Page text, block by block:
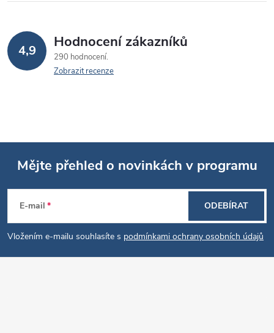
4,9 Hodnocení zákazníků
290 hodnocení
Zobrazit recenze
Z
á
p
Mějte přehled o novinkách v programu
E-mail
Vložením e-mailu souhlasíte s podmínkami ochrany osobních údajů
ODEBÍRAT